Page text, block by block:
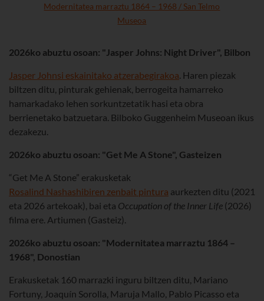
Modernitatea marraztu 1864 – 1968 / San Telmo
Museoa
2026ko abuztu osoan: "Jasper Johns: Night Driver", Bilbon
Jasper Johnsi eskainitako atzerabegirakoa . Haren piezak
biltzen ditu, pinturak gehienak, berrogeita hamarreko
hamarkadako lehen sorkuntzetatik hasi eta obra
berrienetako batzuetara. Bilboko Guggenheim Museoan ikus
dezakezu.
2026ko abuztu osoan: "Get Me A Stone", Gasteizen
“Get Me A Stone” erakusketak
Rosalind Nashashibiren zenbait pintura aurkezten ditu (2021
eta 2026 artekoak), bai eta Occupation of the Inner Life (2026)
filma ere. Artiumen (Gasteiz).
2026ko abuztu osoan: "Modernitatea marraztu 1864 –
1968", Donostian
Erakusketak 160 marrazki inguru biltzen ditu, Mariano
Fortuny, Joaquín Sorolla, Maruja Mallo, Pablo Picasso eta